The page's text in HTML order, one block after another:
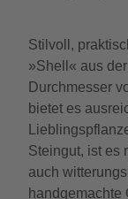
Stilvoll,
»Shell« aus
Durchmesser
bietet es
Steingut, ist es
auch
handgemachte